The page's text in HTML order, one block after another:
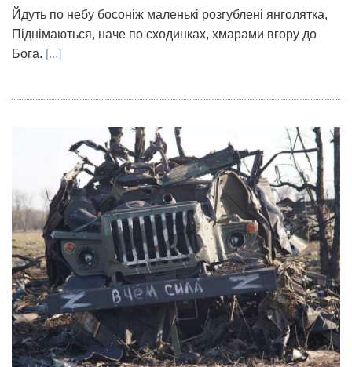
Йдуть по небу босоніж маленькі розгублені янголятка,
Піднімаються, наче по сходинках, хмарами вгору до
Бога. [...]